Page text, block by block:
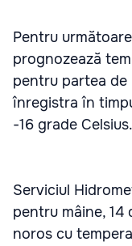
Pentru
prognozează
pentru partea de
înregistra în
-16 grade Celsius.
Serviciul
pentru mâine,
noros cu